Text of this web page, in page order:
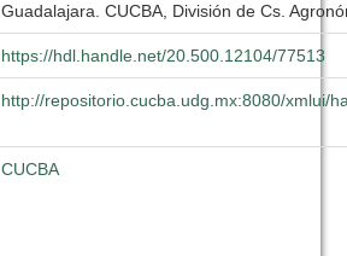
Guadalajara. CUCBA, División de Cs.
https://hdl.handle.net/20.500.12104/77513
http://repositorio.cucba.udg.mx:8080/xmlui/
CUCBA